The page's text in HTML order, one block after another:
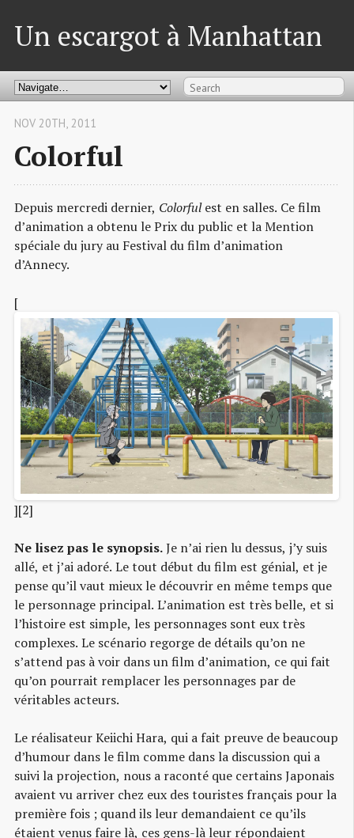
Un escargot à Manhattan
Colorful
NOV 20TH, 2011
Depuis mercredi dernier, Colorfulest en salles. Ce film
d’animation a obtenu le Prix du public et la Mention
spéciale du jury au Festival du film d’animation
d’Annecy.
[
][2]
Ne lisez pas le synopsis.Je n’ai rien lu dessus, j’y suis
allé, et j’ai adoré. Le tout début du film est génial, et je
pense qu’il vaut mieux le découvrir en même temps que
le personnage principal. L’animation est très belle, et si
l’histoire est simple, les personnages sont eux très
complexes. Le scénario regorge de détails qu’on ne
s’attend pas à voir dans un film d’animation, ce qui fait
qu’on pourrait remplacer les personnages par de
véritables acteurs.
Le réalisateur Keiichi Hara, qui a fait preuve de beaucoup
d’humour dans le film comme dans la discussion qui a
suivi la projection, nous a raconté que certains Japonais
avaient vu arriver chez eux des touristes français pour la
première fois ; quand ils leur demandaient ce qu’ils
étaient venus faire là, ces gens-là leur répondaient